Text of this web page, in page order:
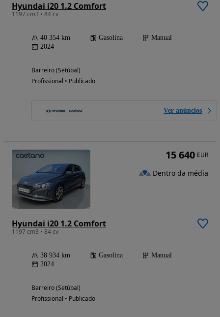
Hyundai i20 1.2 Comfort
1197 cm3 • 84 cv
40 354 km Gasolina
Manual
2024
Barreiro (Setúbal)
Profissional • Publicado
Ver anúncios
Hyundai i20 1.2 Comfort
1197 cm3 • 84 cv
38 934 km Gasolina
Manual
2024
Barreiro (Setúbal)
Profissional • Publicado
15 640 EUR
Dentro da média